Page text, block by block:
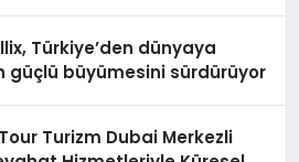
Türkiye’den dünyaya
güçlü büyümesini sürdürüyor
Turizm Dubai Merkezli